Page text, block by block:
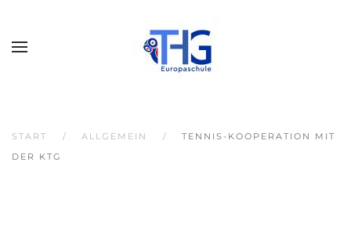
START ALLGEMEIN
TENNIS-KOOPERATION MIT
DER KTG